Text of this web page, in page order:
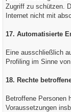
Zugriff zu schützen.
Internet nicht mit
17. Automatisierte
Eine ausschließlich
Profiling im Sinne
18. Rechte
Betroffene Personen
Voraussetzungen